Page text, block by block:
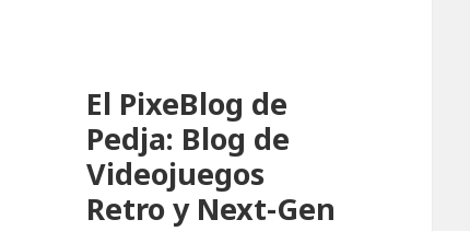
El PixeBlog de
Pedja: Blog de
Videojuegos
Retro y Next-Gen